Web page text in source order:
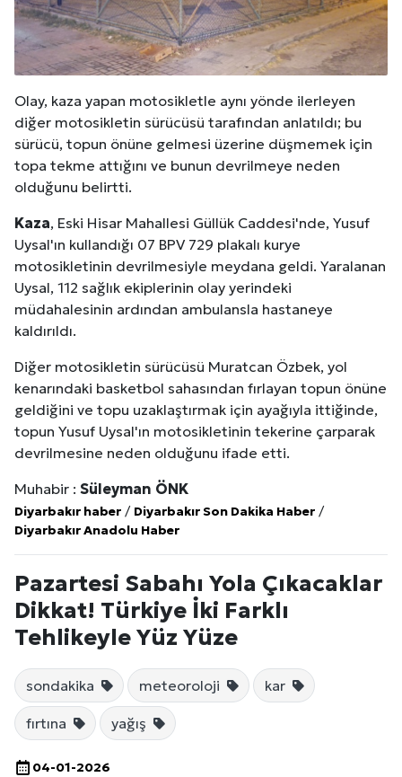
Olay, kaza yapan motosikletle aynı yönde ilerleyen
diğer motosikletin sürücüsü tarafından anlatıldı; bu
sürücü, topun önüne gelmesi üzerine düşmemek için
topa tekme attığını ve bunun devrilmeye neden
olduğunu belirtti.
Kaza, Eski Hisar Mahallesi Güllük Caddesi'nde, Yusuf
Uysal'ın kullandığı 07 BPV 729 plakalı kurye
motosikletinin devrilmesiyle meydana geldi. Yaralanan
Uysal, 112 sağlık ekiplerinin olay yerindeki
müdahalesinin ardından ambulansla hastaneye
kaldırıldı.
Diğer motosikletin sürücüsü Muratcan Özbek, yol
kenarındaki basketbol sahasından fırlayan topun önüne
geldiğini ve topu uzaklaştırmak için ayağıyla ittiğinde,
topun Yusuf Uysal'ın motosikletinin tekerine çarparak
devrilmesine neden olduğunu ifade etti.
Muhabir : Süleyman ÖNK
Diyarbakır haber / Diyarbakır Son Dakika Haber /
Diyarbakır Anadolu Haber
Pazartesi Sabahı Yola Çıkacaklar
Dikkat! Türkiye İki Farklı
Tehlikeyle Yüz Yüze
sondakika meteoroloji kar
fırtına yağış
04-01-2026